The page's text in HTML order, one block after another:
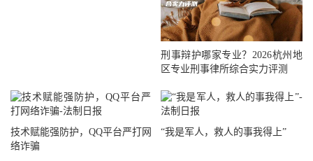
刑事辩护哪家专业？2026杭州地
区专业刑事律所综合实力评测
技术赋能强防护，QQ平台严打网
络诈骗
“我是军人，救人的事我得上”